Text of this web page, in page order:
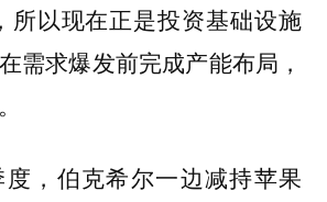
所以现在正是投资基础设施
需求爆发前完成产能布局，
度，伯克希尔一边减持苹果